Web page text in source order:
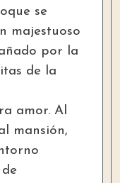
se
majestuoso
por la
de la
amor. Al
mansión,